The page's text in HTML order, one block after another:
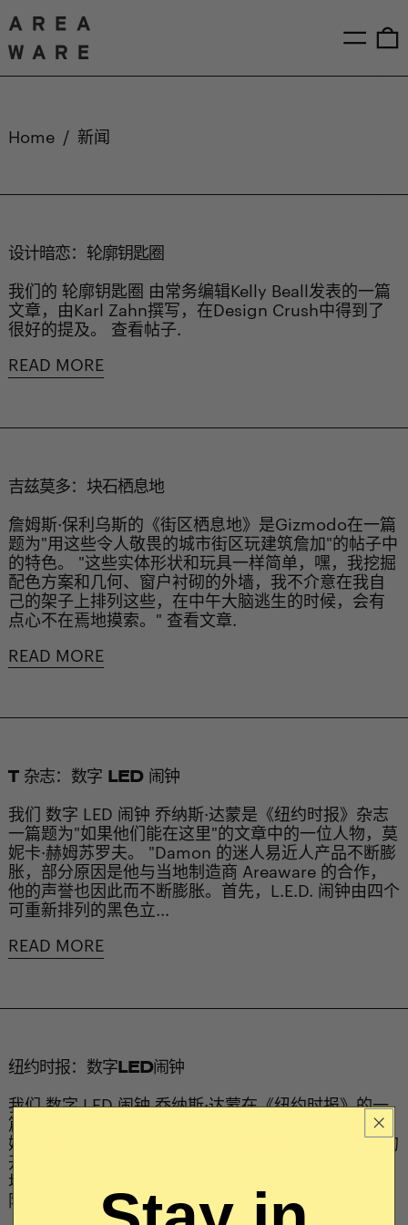
Menu
Home / 新闻
设计暗恋：轮廓钥匙圈
我们的 轮廓钥匙圈 由常务编辑Kelly Beall发表的一篇
文章，由Karl Zahn撰写，在Design Crush中得到了
很好的提及。 查看帖子.
READ MORE
吉兹莫多：块石栖息地
詹姆斯·保利乌斯的《街区栖息地》是Gizmodo在一篇
题为"用这些令人敬畏的城市街区玩建筑詹加"的帖子中
的特色。 "这些实体形状和玩具一样简单，嘿，我挖掘
配色方案和几何、窗户衬砌的外墙，我不介意在我自
己的架子上排列这些，在中午大脑逃生的时候，会有
点心不在焉地摸索。" 查看文章.
READ MORE
T 杂志：数字 LED 闹钟
我们 数字 LED 闹钟 乔纳斯·达蒙是《纽约时报》杂志
一篇题为"如果他们能在这里"的文章中的一位人物，莫
妮卡·赫姆苏罗夫。 "Damon 的迷人易近人产品不断膨
胀，部分原因是他与当地制造商 Areaware 的合作，
他的声誉也因此而不断膨胀。首先，L.E.D. 闹钟由四个
可重新排列的黑色立...
READ MORE
纽约时报：数字LED闹钟
我们 数字 LED 闹钟 乔纳斯·达蒙在《纽约时报》的一
篇文章中写道："电流：时钟;因为时间不会静止"由蒂
姆 · 麦基夫。 Jonas Damon 的最新创作，即区域器的
开放版时钟，将标准 L.E.D. 盒解构为四个单独的模
块，从而产生一种错觉，即随着时间的推移，人们实
际上可能拥有电能。曼哈...